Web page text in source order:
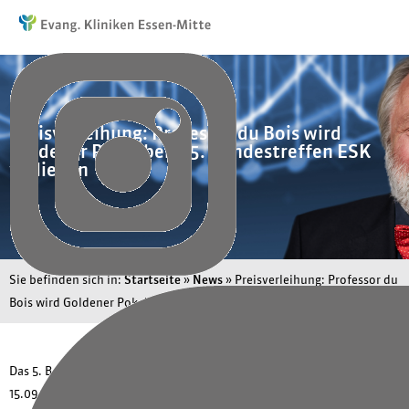
Preisverleihung: Professor du Bois wird
Goldener Pokal beim 5. Bundestreffen ESK
verliehen
Sie befinden sich in:Startseite»News» Preisverleihung: Professor du
Bois wird Goldener Pokal beim 5. Bundestreffen ESK verliehen
Das 5. Bundestreffen ESK 2019 in Essen war ein Riesenerfolg. Vom 12. –
15.09.2019 fanden rund 500 Besucher den Weg nach Essen. In